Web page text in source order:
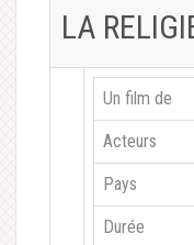
LA
Un film de
Acteurs
Pays
Durée